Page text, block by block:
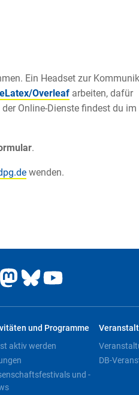
Ein Headset zur
Overleaf arbeiten, dafür
Online-Dienste findest du im
.
wenden.
und Programme
aktiv werden
und -
DB-